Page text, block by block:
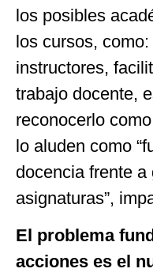
los posibles
los cursos,
instructores,
trabajo docente,
reconocerlo
lo aluden como
docencia frente a
asignaturas”,
El problema
acciones es el